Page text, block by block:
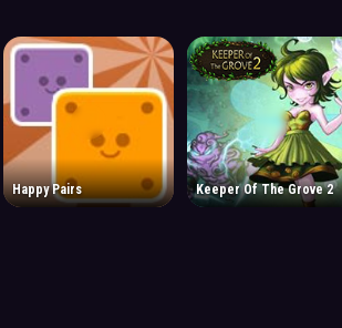
Happy Pairs Keeper Of The Grove 2